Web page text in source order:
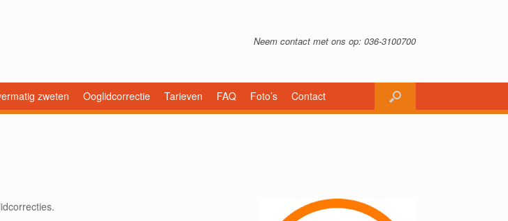
Neem contact met ons op: 036-3100700
zweten Ooglidcorrectie Tarieven FAQ Foto’s Contact